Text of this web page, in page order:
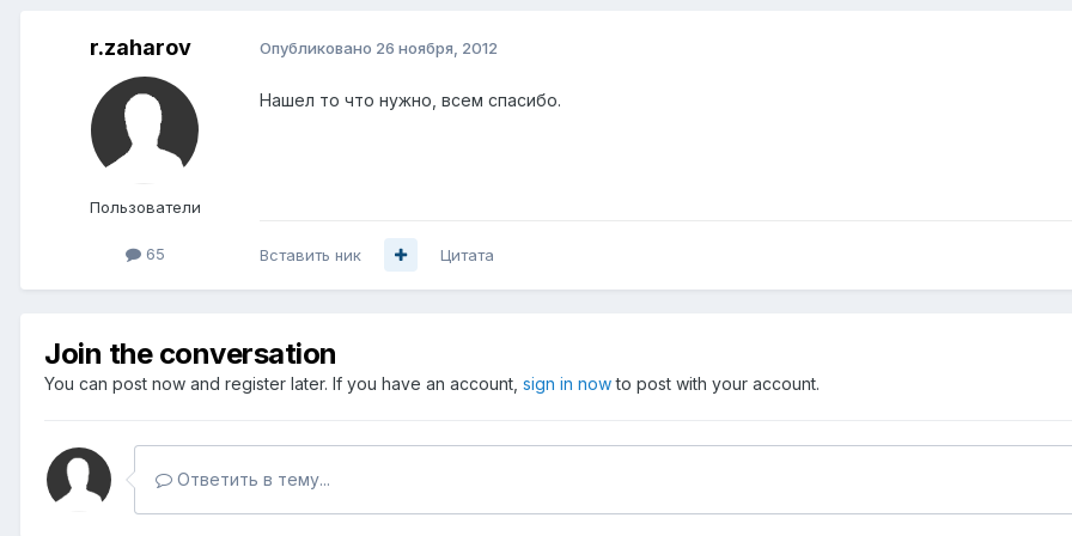
r.zaharov
Пользователи
65
Опубликовано 26 ноября, 2012
Нашел то что нужно, всем спасибо.
Вставить ник Цитата
Join the conversation
You can post now and register later. If you have an account, sign in nowto post with your account.
Ответить в тему...